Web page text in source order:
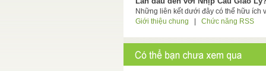
Những liên kết dưới đây có thể hữu ích
Giới thiệu chung
Chức năng RSS